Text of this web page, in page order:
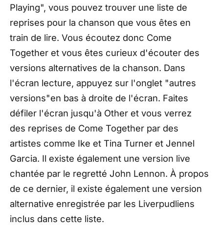
Playing", vous pouvez trouver une liste de
reprises pour la chanson que vous êtes en
train de lire. Vous écoutez donc Come
Together et vous êtes curieux d'écouter des
versions alternatives de la chanson. Dans
l'écran lecture, appuyez sur l'onglet "autres
versions"en bas à droite de l'écran. Faites
défiler l'écran jusqu'à Other et vous verrez
des reprises de Come Together par des
artistes comme Ike et Tina Turner et Jennel
Garcia. Il existe également une version live
chantée par le regretté John Lennon. À propos
de ce dernier, il existe également une version
alternative enregistrée par les Liverpudliens
inclus dans cette liste.